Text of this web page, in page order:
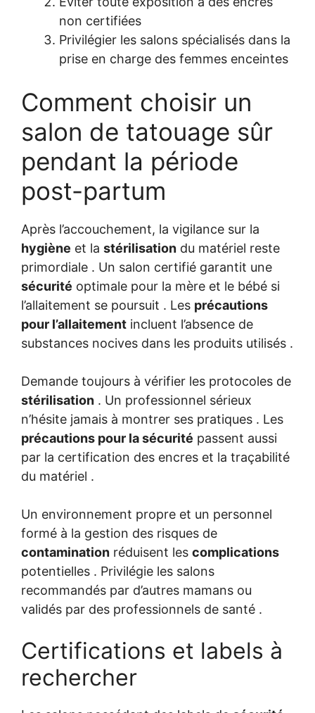
non certifiées
Privilégier les salons spécialisés dans la
prise en charge des femmes enceintes
Comment choisir un
salon de tatouage sûr
pendant la période
post-partum
Après l’accouchement, la vigilance sur la
hygiène et la stérilisation du matériel reste
primordiale . Un salon certifié garantit une
sécurité optimale pour la mère et le bébé si
l’allaitement se poursuit . Les précautions
pour l’allaitement incluent l’absence de
substances nocives dans les produits utilisés .
Demande toujours à vérifier les protocoles de
stérilisation . Un professionnel sérieux
n’hésite jamais à montrer ses pratiques . Les
précautions pour la sécurité passent aussi
par la certification des encres et la traçabilité
du matériel .
Un environnement propre et un personnel
formé à la gestion des risques de
contamination réduisent les complications
potentielles . Privilégie les salons
recommandés par d’autres mamans ou
validés par des professionnels de santé .
Certifications et labels à
rechercher